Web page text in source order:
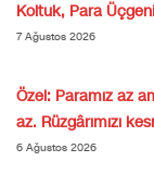
Koltuk, Para Üçgeni
7 Ağustos 2026
Özel: Paramız az
az. Rüzgârımızı
6 Ağustos 2026